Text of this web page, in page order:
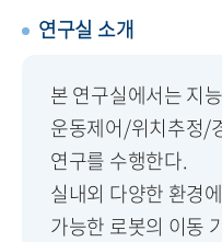
연구실 소개
본 연구실에서는 지
운동제어/위치추정/
연구를 수행한다.
실내외 다양한 환경
가능한 로봇의 이동